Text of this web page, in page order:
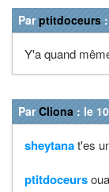
Parptitdoceurs
Y'a quand
ParCliona : le
sheytanat'es
ptitdoceurs